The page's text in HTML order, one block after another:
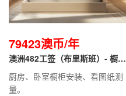
79423澳币/年
澳洲482工签（布里斯班）- 橱柜
安装工
厨房、卧室橱柜安装、看图纸测
量。